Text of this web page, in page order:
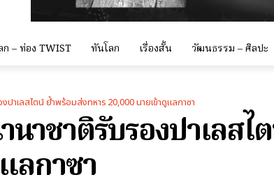
ก – ท่อง TWIST ทันโลก เรื่องสั้น วัฒนธรรม – ศิลปะ
ปาเลสไตน์ ย้ำพร้อมส่งทหาร 20,000 นายเข้าดูแลกาซา
าชาติรับรองปาเลส
ลกาซา